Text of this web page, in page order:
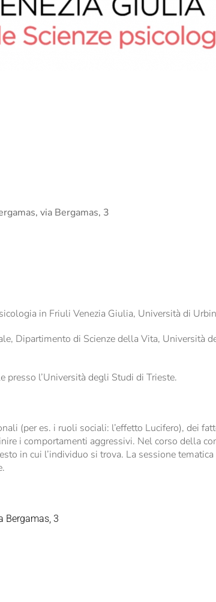
via Bergamas, 3
in Friuli Venezia Giulia, Università di
Dipartimento di Scienze della Vita, Università
presso l’Università degli Studi di Trieste.
(per es. i ruoli sociali: l’effetto Lucifero), dei
i comportamenti aggressivi. Nel corso della
in cui l’individuo si trova. La sessione
Bergamas, 3